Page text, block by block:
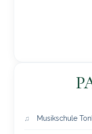
Musikschule